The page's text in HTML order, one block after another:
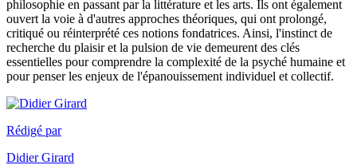
philosophie en passant par la littérature et les arts. Ils ont également
ouvert la voie à d'autres approches théoriques, qui ont prolongé,
critiqué ou réinterprété ces notions fondatrices. Ainsi, l'instinct de
recherche du plaisir et la pulsion de vie demeurent des clés
essentielles pour comprendre la complexité de la psyché humaine et
pour penser les enjeux de l'épanouissement individuel et collectif.
Rédigé par
Didier Girard